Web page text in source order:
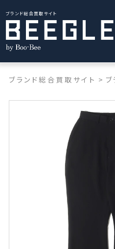
ブランド総合買取サイト
ブランド総合買取サイト >